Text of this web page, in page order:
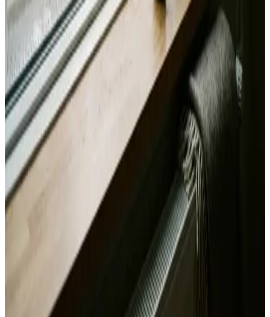
Alle mærker og systemer
Indhent tilbud Ring